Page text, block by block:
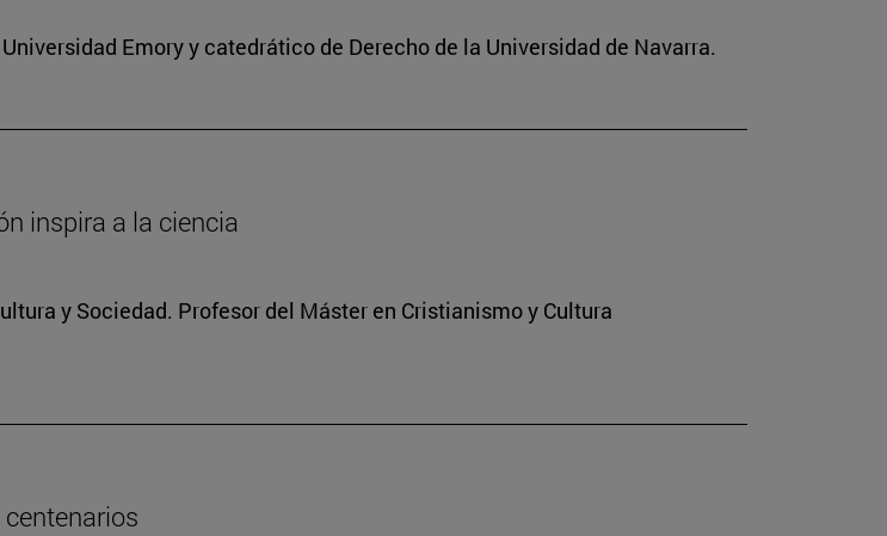
Emory y catedrático de Derecho de la Universidad de Navarra.
inspira a la ciencia
y Sociedad. Profesor del Máster en Cristianismo y Cultura